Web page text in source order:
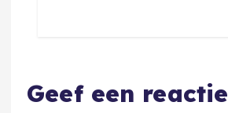
Geef een reactie